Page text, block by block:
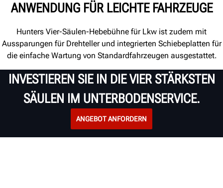
ANWENDUNG FÜR LEICHTE FAHRZEUGE
Hunters Vier-Säulen-Hebebühne für Lkw ist zudem mit
Aussparungen für Drehtellerund integrierten Schiebeplatten für
die einfache Wartung von Standardfahrzeugen ausgestattet.
INVESTIEREN SIE IN DIE VIER STÄRKSTEN
SÄULEN IM UNTERBODENSERVICE.
ANGEBOT ANFORDERN